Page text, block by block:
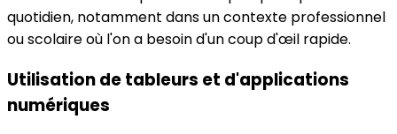
quotidien, notamment dans un contexte professionnel
ou scolaire où l'on a besoin d'un coup d'œil rapide.
Utilisation de tableurs et d'applications
numériques